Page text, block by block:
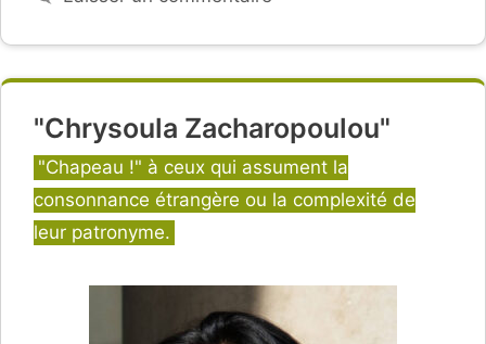
"Chrysoula Zacharopoulou"
Catégories
"Chapeau !" à ceux qui assument la
consonnance étrangère ou la complexité de
leur patronyme.